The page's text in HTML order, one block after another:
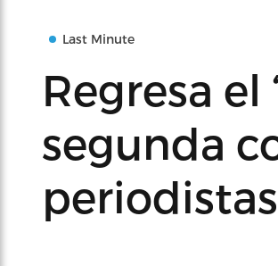
Last Minute
Regresa el
segunda
periodistas